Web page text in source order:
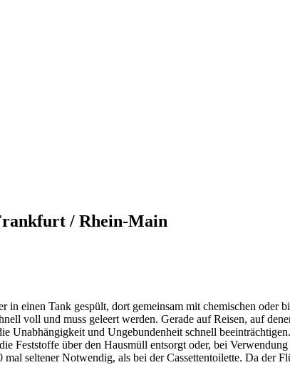
/ Rhein-Main
einen Tank gespült, dort gemeinsam mit chemischen oder
voll und muss geleert werden. Gerade auf Reisen, auf
Unabhängigkeit und Ungebundenheit schnell
Feststoffe über den Hausmüll entsorgt oder, bei
seltener Notwendig, als bei der Cassettentoilette. Da der